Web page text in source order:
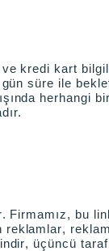
kredi kart
süre ile
herhangi
bu
üçüncü